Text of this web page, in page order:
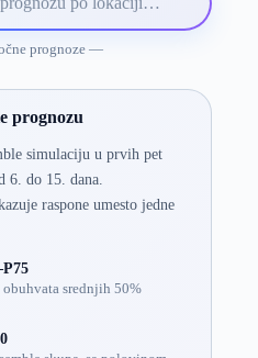
prognoze —
prognozu
simulaciju u prvih pet
6. do 15. dana.
raspone umesto jedne
srednjih 50%